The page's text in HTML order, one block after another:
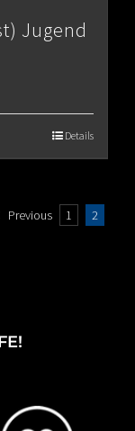
Jugend
Details
Previous 1 2